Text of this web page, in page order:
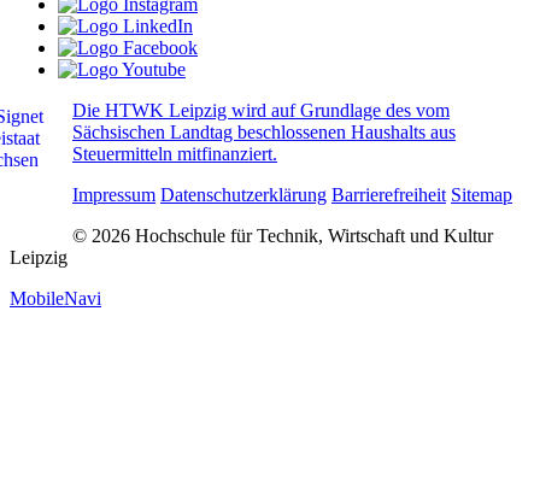
Die HTWK Leipzig wird auf Grundlage des vom
Sächsischen Landtag beschlossenen Haushalts aus
Steuermitteln mitfinanziert.
Impressum Datenschutzerklärung Barrierefreiheit Sitemap
© 2026 Hochschule für Technik, Wirtschaft und Kultur
Leipzig
MobileNavi